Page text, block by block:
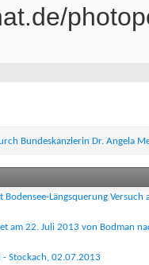
Bundeskanzlerin Dr. Angela
Längsquerung Versuch
am 22. Juli 2013 von Bodman
Stockach, 02.07.2013